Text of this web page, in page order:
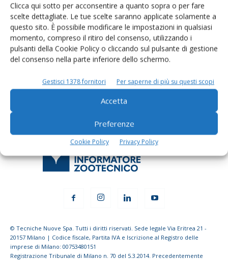
Clicca qui sotto per acconsentire a quanto sopra o per fare
scelte dettagliate. Le tue scelte saranno applicate solamente a
questo sito. È possibile modificare le impostazioni in qualsiasi
momento, compreso il ritiro del consenso, utilizzando i
pulsanti della Cookie Policy o cliccando sul pulsante di gestione
del consenso nella parte inferiore dello schermo.
Gestisci 1378 fornitori Per saperne di più su questi scopi
Accetta
Preferenze
Cookie Policy Privacy Policy
Rimani aggiornato sul mondo
dell’agricoltura
Iscriviti alle nostre newsletter
© Tecniche Nuove Spa. Tutti i diritti riservati. Sede legale Via Eritrea 21 -
20157 Milano | Codice fiscale, Partita IVA e Iscrizione al Registro delle
imprese di Milano: 00753480151
Registrazione Tribunale di Milano n. 70 del 5.3.2014. Precedentemente